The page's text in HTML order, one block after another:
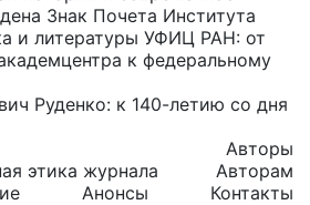
Знак Почета Института
и литературы УФИЦ РАН: от
к федеральному
Руденко: к 140-летию со дня
Авторы
этика журнала
Авторам
Анонсы
Контакты